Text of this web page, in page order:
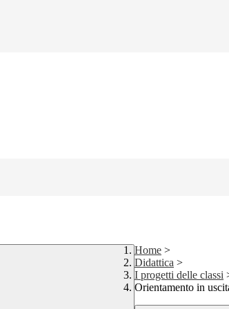
Home >
Didattica >
I progetti delle classi
Orientamento in